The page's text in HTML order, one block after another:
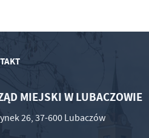
MIEJSKI W LUBACZOWIE
26, 37-600 Lubaczów